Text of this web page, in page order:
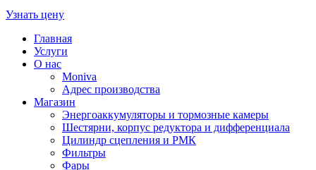
Узнать цену
Главная
Услуги
О нас
Moniva
Адрес производства
Магазин
Энергоаккумуляторы и тормозные камеры
Шестярни, корпус редуктора и дифференциала
Цилиндр сцепления и РМК
Фильтры
Фары